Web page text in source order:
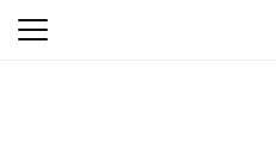
Skip